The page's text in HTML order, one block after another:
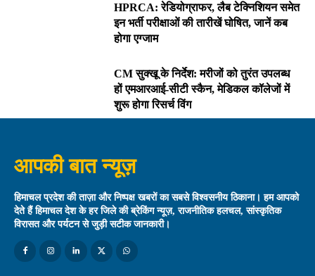
HPRCA: रेडियोग्राफर, लैब टेक्निशियन समेत
इन भर्ती परीक्षाओं की तारीखें घोषित, जानें कब
होगा एग्जाम
CM सुक्खू के निर्देश: मरीजों को तुरंत उपलब्ध
हों एमआरआई-सीटी स्कैन, मेडिकल कॉलेजों में
शुरू होगा रिसर्च विंग
आपकी बात न्यूज़
हिमाचल प्रदेश की ताज़ा और निष्पक्ष खबरों का सबसे विश्वसनीय ठिकाना। हम आपको
देते हैं हिमाचल देश के हर जिले की ब्रेकिंग न्यूज़, राजनीतिक हलचल, सांस्कृतिक
विरासत और पर्यटन से जुड़ी सटीक जानकारी।